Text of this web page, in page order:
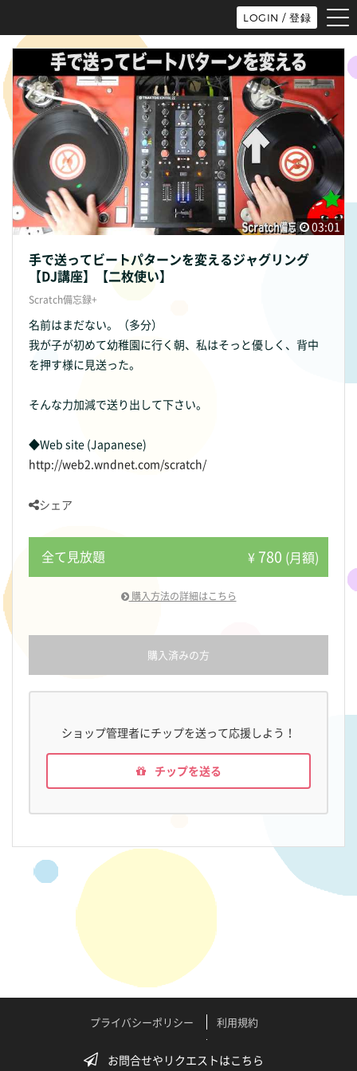
LOGIN / 登録
03:01
手で送ってビートパターンを変えるジャグリング
【DJ講座】【二枚使い】
Scratch備忘録+
名前はまだない。（多分）
我が子が初めて幼稚園に行く朝、私はそっと優しく、背中
を押す様に見送った。
そんな力加減で送り出して下さい。
◆Web site (Japanese)
http://web2.wndnet.com/scratch/
シェア
全て見放題 ¥ 780 (月額)
購入方法の詳細はこちら
購入済みの方
ショップ管理者にチップを送って応援しよう！
チップを送る
お問合せやリクエストはこちら
プライバシーポリシー
利用規約